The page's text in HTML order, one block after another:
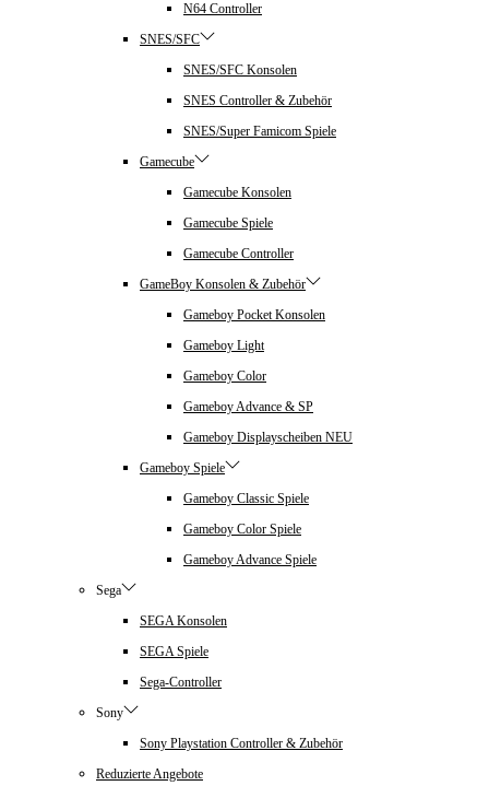
N64 Controller
SNES/SFC
SNES/SFC Konsolen
SNES Controller & Zubehör
SNES/Super Famicom Spiele
Gamecube
Gamecube Konsolen
Gamecube Spiele
Gamecube Controller
GameBoy Konsolen & Zubehör
Gameboy Pocket Konsolen
Gameboy Light
Gameboy Color
Gameboy Advance & SP
Gameboy Displayscheiben NEU
Gameboy Spiele
Gameboy Classic Spiele
Gameboy Color Spiele
Gameboy Advance Spiele
Sega
SEGA Konsolen
SEGA Spiele
Sega-Controller
Sony
Sony Playstation Controller & Zubehör
Reduzierte Angebote